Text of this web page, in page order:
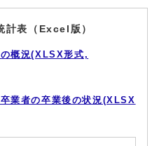
表（Excel版）
概況(XLSX形式,
業者の卒業後の状況(XLSX